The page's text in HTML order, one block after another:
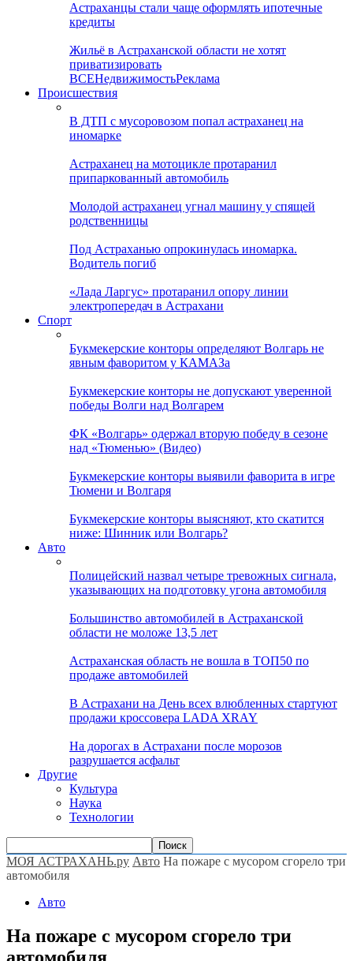
Астраханцы стали чаще оформлять ипотечные
кредиты
Жильё в Астраханской области не хотят
приватизировать
ВСЕНедвижимостьРеклама
Происшествия
В ДТП с мусоровозом попал астраханец на
иномарке
Астраханец на мотоцикле протаранил
припаркованный автомобиль
Молодой астраханец угнал машину у спящей
родственницы
Под Астраханью опрокинулась иномарка.
Водитель погиб
«Лада Ларгус» протаранил опору линии
электропередач в Астрахани
Спорт
Букмекерские конторы определяют Волгарь не
явным фаворитом у КАМАЗа
Букмекерские конторы не допускают уверенной
победы Волги над Волгарем
ФК «Волгарь» одержал вторую победу в сезоне
над «Тюменью» (Видео)
Букмекерские конторы выявили фаворита в игре
Тюмени и Волгаря
Букмекерские конторы выясняют, кто скатится
ниже: Шинник или Волгарь?
Авто
Полицейский назвал четыре тревожных сигнала,
указывающих на подготовку угона автомобиля
Большинство автомобилей в Астраханской
области не моложе 13,5 лет
Астраханская область не вошла в ТОП50 по
продаже автомобилей
В Астрахани на День всех влюбленных стартуют
продажи кроссовера LADA XRAY
На дорогах в Астрахани после морозов
разрушается асфальт
Другие
Культура
Наука
Технологии
МОЯ АСТРАХАНЬ.ру Авто На пожаре с мусором сгорело три
автомобиля
Авто
На пожаре с мусором сгорело три